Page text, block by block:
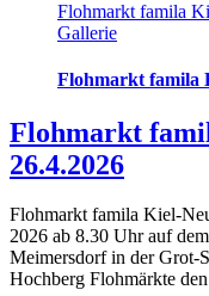
Flohmarkt famila
Gallerie
Flohmarkt famila
Flohmarkt
26.4.2026
Flohmarkt famila Kiel-
2026 ab 8.30 Uhr auf
Meimersdorf in der Grot-
Hochberg Flohmärkte